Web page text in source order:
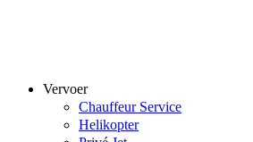
Vervoer
Chauffeur Service
Helikopter